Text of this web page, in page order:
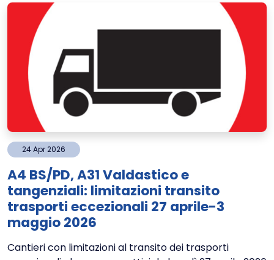
24Apr2026
A4 BS/PD, A31 Valdastico e
tangenziali: limitazioni transito
trasporti eccezionali 27 aprile-3
maggio 2026
Cantieri con limitazioni al transito dei trasporti